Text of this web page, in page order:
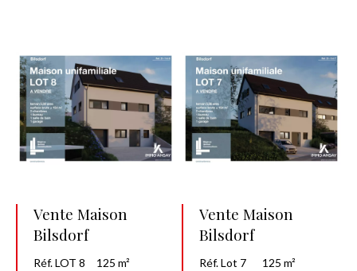
Vente Maison
Bilsdorf
Réf. LOT 8
125 m²
Vente Maison
Bilsdorf
Réf. Lot 7
125 m²